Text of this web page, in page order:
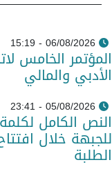
06/08/2026 - 15:19
المؤتمر الخامس
الأدبي والمالي
05/08/2026 - 23:41
النص الكامل
للجبهة خلال
الطلبة